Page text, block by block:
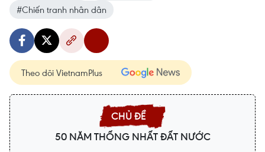
#Chiến tranh nhân dân
Theo dõi VietnamPlus
50 NĂM THỐNG NHẤT ĐẤT NƯỚC